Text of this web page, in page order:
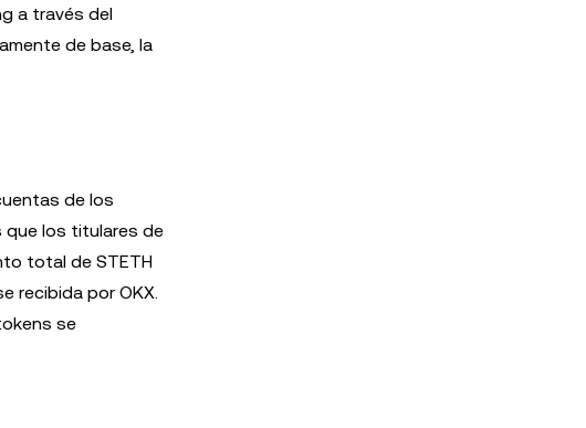
a través del
de base, la
de los
que los titulares de
total de STETH
recibida por OKX.
se